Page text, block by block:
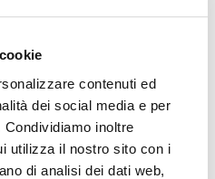
contenuti ed
dei social media e per
inoltre
utilizza il nostro sito con i
di analisi dei dati web,